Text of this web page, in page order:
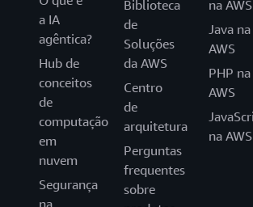
a IA
agêntica?
Hub de
conceitos
de
computação
em
nuvem
Segurança
Biblioteca
de
Soluções
da AWS
Centro
de
arquitetura
Perguntas
frequentes
sobre
na AWS
Java na
AWS
PHP na
AWS
na AWS